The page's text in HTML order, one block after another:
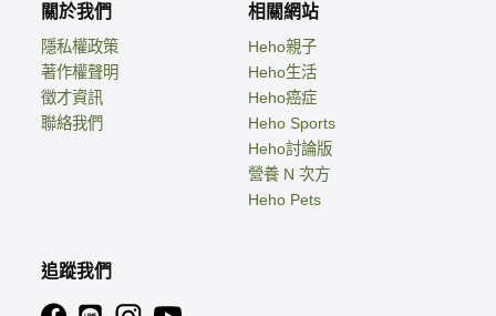
關於我們
隱私權政策
著作權聲明
徵才資訊
聯絡我們
相關網站
Heho親子
Heho生活
Heho癌症
Heho Sports
Heho討論版
營養 N 次方
Heho Pets
追蹤我們